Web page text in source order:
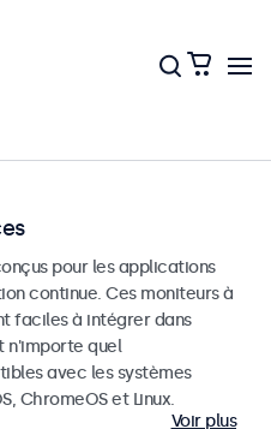
pour les applications
continue. Ces moniteurs à
faciles à intégrer dans
n'importe quel
avec les systèmes
ChromeOS et Linux.
Voir plus